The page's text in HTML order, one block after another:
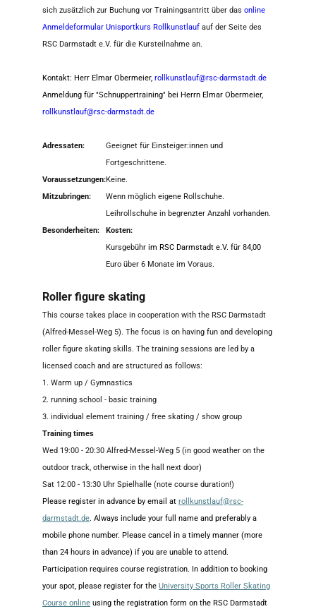
sich zusätzlich zur Buchung vor Trainingsantritt über das online
Anmeldeformular Unisportkurs Rollkunstlauf auf der Seite des
RSC Darmstadt e.V. für die Kursteilnahme an.
Kontakt: Herr Elmar Obermeier, rollkunstlauf@rsc-darmstadt.de
Anmeldung für "Schnuppertraining" bei Herrn Elmar Obermeier,
rollkunstlauf@rsc-darmstadt.de
Adressaten:
Geeignet für Einsteiger:innen und
Fortgeschrittene.
Voraussetzungen:Keine.
Mitzubringen:
Wenn möglich eigene Rollschuhe.
Leihrollschuhe in begrenzter Anzahl vorhanden.
Besonderheiten:
Kosten:
Kursgebühr im RSC Darmstadt e.V. für 84,00
Euro über 6 Monate im Voraus.
Roller figure skating
This course takes place in cooperation with the RSC Darmstadt
(Alfred-Messel-Weg 5). The focus is on having fun and developing
roller figure skating skills. The training sessions are led by a
licensed coach and are structured as follows:
1. Warm up / Gymnastics
2. running school - basic training
3. individual element training / free skating / show group
Training times
Wed 19:00 - 20:30 Alfred-Messel-Weg 5 (in good weather on the
outdoor track, otherwise in the hall next door)
Sat 12:00 - 13:30 Uhr Spielhalle (note course duration!)
Please register in advance by email at rollkunstlauf@rsc-
darmstadt.de. Always include your full name and preferably a
mobile phone number. Please cancel in a timely manner (more
than 24 hours in advance) if you are unable to attend.
Participation requires course registration. In addition to booking
your spot, please register for the University Sports Roller Skating
Course online using the registration form on the RSC Darmstadt